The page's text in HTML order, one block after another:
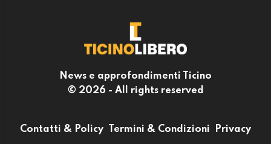
News e approfondimenti Ticino
© 2026 - All rights reserved
Contatti & Policy Termini & Condizioni Privacy